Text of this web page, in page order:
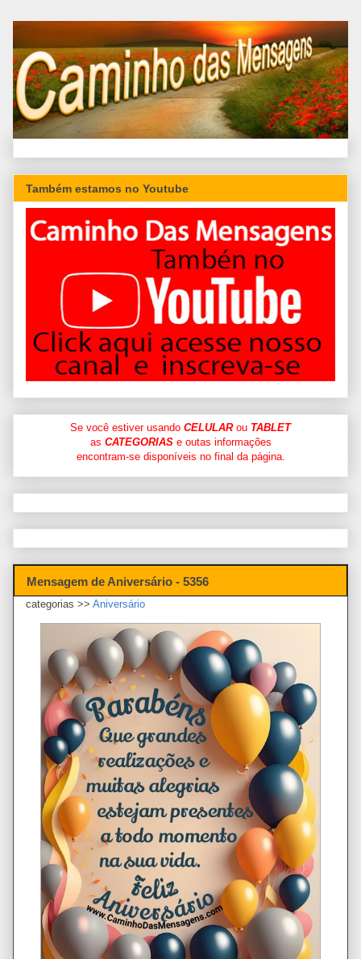
Também estamos no Youtube
Se você estiver usando CELULARou TABLET
as CATEGORIASe outas informações
encontram-se disponíveis no final da página.
Mensagem de Aniversário - 5356
categorias >> Aniversário